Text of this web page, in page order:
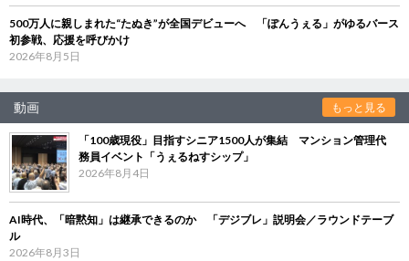
500万人に親しまれた“たぬき”が全国デビューへ 「ぽんうぇる」がゆるバース
初参戦、応援を呼びかけ
2026年8月5日
動画 もっと見る
「100歳現役」目指すシニア1500人が集結 マンション管理代
務員イベント「うぇるねすシップ」
2026年8月4日
AI時代、「暗黙知」は継承できるのか 「デジブレ」説明会／ラウンドテーブ
ル
2026年8月3日